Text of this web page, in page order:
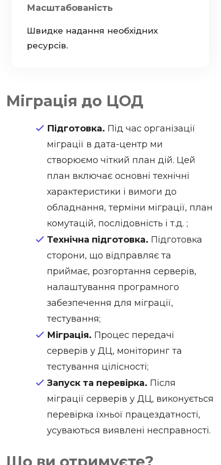
Масштабованість
Швидке надання необхідних
ресурсів.
Міграція до ЦОД
Підготовка. Під час організації
міграції в дата-центр ми
створюємо чіткий план дій. Цей
план включає основні технічні
характеристики і вимоги до
обладнання, терміни міграції, план
комутацій, послідовність і т.д. ;
Технічна підготовка. Підготовка
сторони, що відправляє та
приймає, розгортання серверів,
налаштування програмного
забезпечення для міграції,
тестування;
Міграція. Процес передачі
серверів у ДЦ, моніторинг та
тестування цілісності;
Запуск та перевірка. Після
міграції серверів у ДЦ, виконується
перевірка їхньої працездатності,
усуваються виявлені несправності.